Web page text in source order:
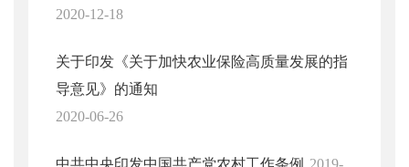
2020-12-18
关于印发《关于加快农业保险高质量发展的指
导意见》的通知
2020-06-26
中共中央印发中国共产党农村工作条例 2019-